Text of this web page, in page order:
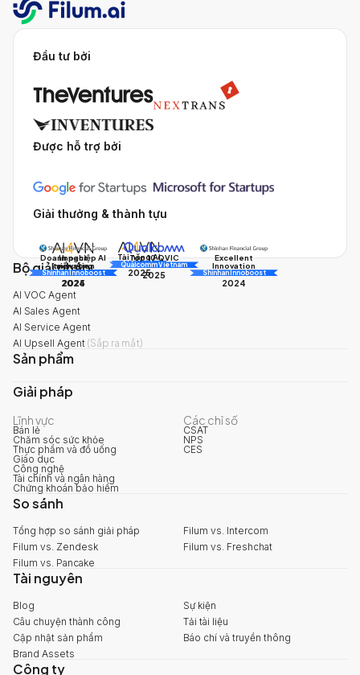
Đầu tư bởi
Được hỗ trợ bởi
Giải thưởng & thành tựu
Doanh nghiệp AI
triển vọng
AI Awards
2025
Tài năng AI
AI Awards
2025
Excellent
Innovation
Shinhan Innoboost
2024
Impact
Innovation
Shinhan Innoboost
2024
Top 10 QVIC
Qualcomm Vietnam
2025
Bộ giải pháp
AI VOC Agent
AI Sales Agent
AI Service Agent
AI Upsell Agent (Sắp ra mắt)
Sản phẩm
Giải pháp
Lĩnh vực
Bán lẻ
Chăm sóc sức khỏe
Thực phẩm và đồ uống
Giáo dục
Công nghệ
Tài chính và ngân hàng
Chứng khoán bảo hiểm
Các chỉ số
CSAT
NPS
CES
So sánh
Tổng hợp so sánh giải pháp
Filum vs. Intercom
Filum vs. Zendesk
Filum vs. Freshchat
Filum vs. Pancake
Tài nguyên
Blog
Sự kiện
Câu chuyện thành công
Tải tài liệu
Cập nhật sản phẩm
Báo chí và truyền thông
Brand Assets
Công ty